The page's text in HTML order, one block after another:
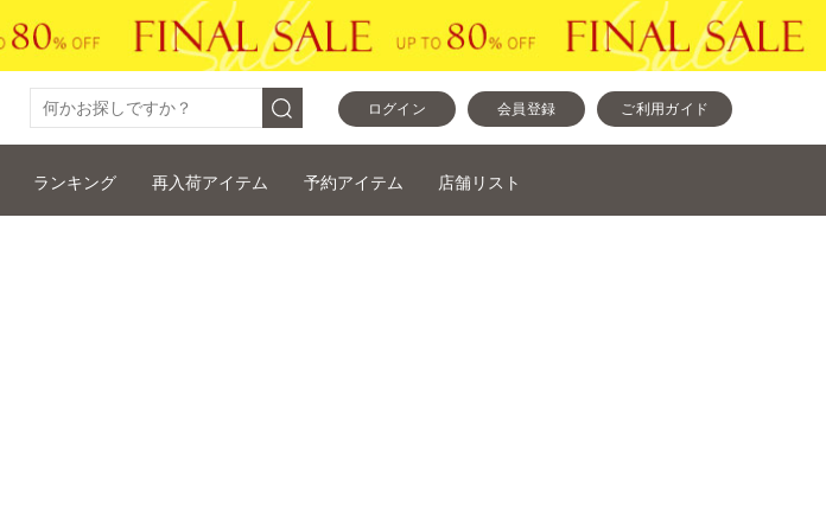
ログイン 会員登録 ご利用ガイド
ランキング 再入荷アイテム 予約アイテム 店舗リスト